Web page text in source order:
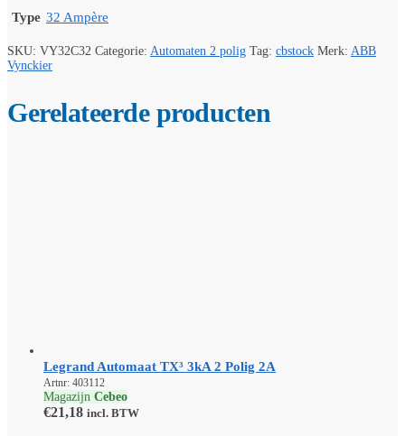
Type 32 Ampère
SKU: VY32C32 Categorie: Automaten 2 polig Tag: cbstock Merk: ABB
Vynckier
Gerelateerde producten
Legrand Automaat TX³ 3kA 2 Polig 2A
Artnr: 403112
Magazijn Cebeo
€21,18 incl. BTW